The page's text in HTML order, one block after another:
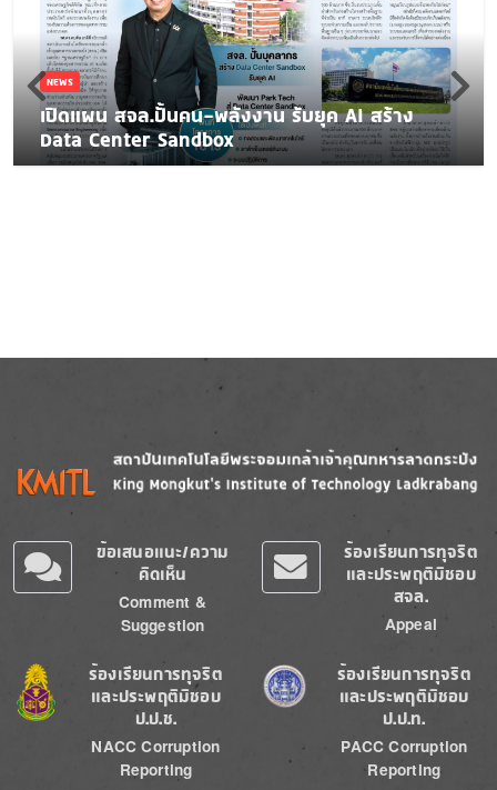
NEWS
เปิดแผน สจล.ปั้นคน-พลังงาน รับยุค AI สร้าง
Data Center Sandbox
Image
ข้อเสนอแนะ/ความ
คิดเห็น
Comment &
Suggestion
ร้องเรียนการทุจริต
และประพฤติมิชอบ
สจล.
Appeal
Image
ร้องเรียนการทุจริต
และประพฤติมิชอบ
ป.ป.ช.
NACC Corruption
Reporting
Image
ร้องเรียนการทุจริต
และประพฤติมิชอบ
ป.ป.ท.
PACC Corruption
Reporting